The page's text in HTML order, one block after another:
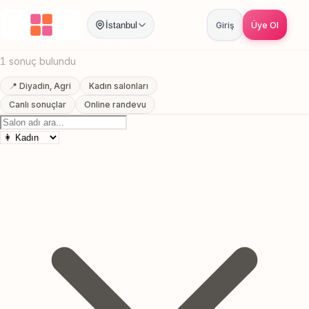
İstanbul Giriş Üye Ol
Anasayfa / Agri Diyadin Kas Konturu
Diyadin, Agri Kas Konturu
1 sonuç bulundu
📍 Diyadin, Agri
Kadın salonları
Canlı sonuçlar
Online randevu